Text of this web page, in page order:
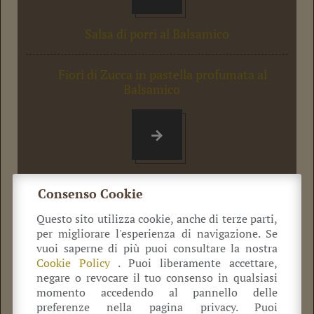
Usato sempre crudo
sulle portate è capace
di esaltare il
patrimonio dei
profumi dei sapori dei
piatti, regalando ai […]
Salsa di porri al Balsamico
Fiori di Zucca in pastella profumata al
Balsamico
Share
Tweet
Pin it
Consenso Cookie
Questo sito utilizza cookie, anche di terze parti,
per migliorare l'esperienza di navigazione. Se
vuoi saperne di più puoi consultare la nostra
Cookie Policy . Puoi liberamente accettare,
negare o revocare il tuo consenso in qualsiasi
momento accedendo al pannello delle
preferenze nella pagina privacy. Puoi